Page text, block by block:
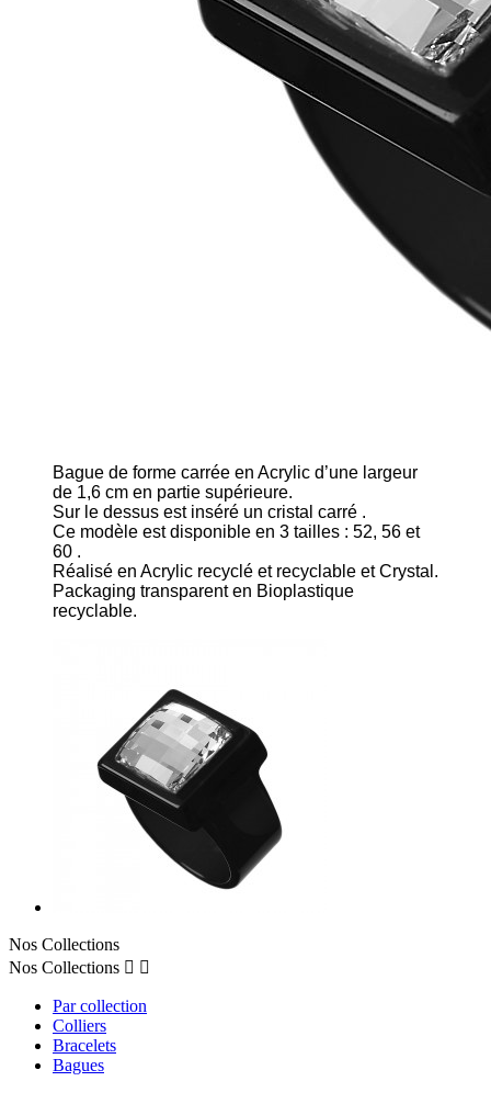
Bague de forme carrée en Acrylic d’une largeur
de 1,6 cm en partie supérieure.
Sur le dessus est inséré un cristal carré .
Ce modèle est disponible en 3 tailles : 52, 56 et
60 .
Réalisé en Acrylic recyclé et recyclable et Crystal.
Packaging transparent en Bioplastique
recyclable.
Nos Collections
Nos Collections  
Par collection
Colliers
Bracelets
Bagues